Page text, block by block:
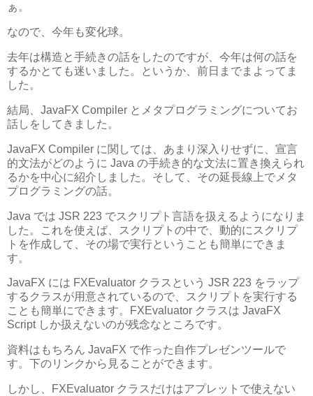
ぁ。
なので、今年も変化球。
去年は構造と手続きの話をしたのですが、今年は何の話を
するかとても迷いました。というか、前日までまよってま
した。
結局、JavaFX Compiler とメタプログラミングについてお
話しをしてきました。
JavaFX Compiler に関しては、あまり深入りせずに、宣言
的文法がどのように Java の手続き的な文法に置き換えられ
るかを中心に紹介しました。そして、その延長線上でメタ
プログラミングの話。
Java では JSR 223 でスクリプト言語を扱えるようになりま
した。これを使えば、スクリプトの中で、動的にスクリプ
トを作成して、その場で実行ということも簡単にできま
す。
JavaFX には FXEvaluator クラスという JSR 223 をラップ
するクラスが用意されているので、スクリプトを実行する
ことも簡単にできます。FXEvaluator クラスは JavaFX
Script しか扱えないのが残念なところです。
資料はもちろん JavaFX で作った自作プレゼンツールで
す。下のリンクから見ることができます。
しかし、FXEvaluator クラスだけはアプレットで使えない